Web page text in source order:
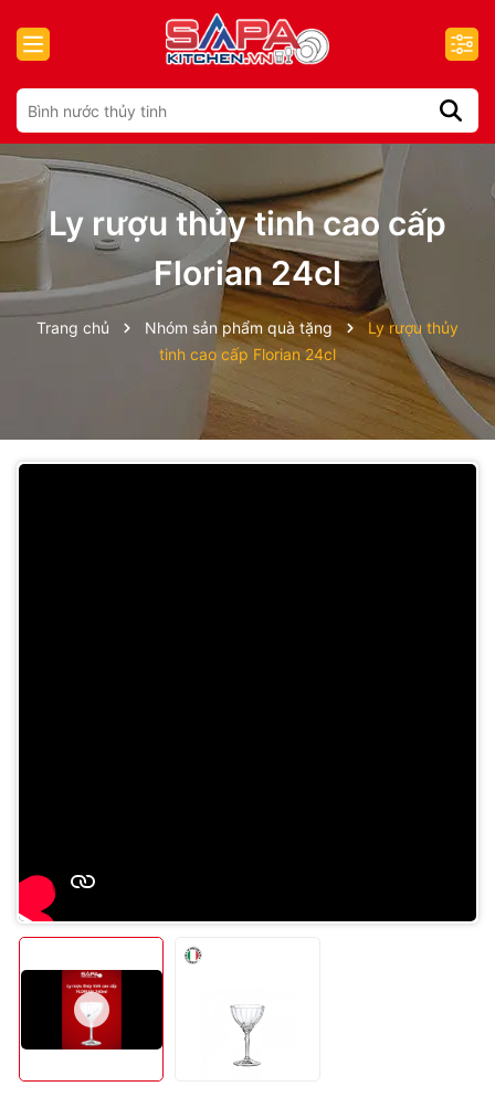
Ly rượu thủy tinh cao cấp
Florian 24cl
Trang chủ Nhóm sản phẩm quà tặng
Ly rượu thủy
tinh cao cấp Florian 24cl